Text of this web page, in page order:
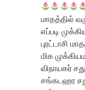
மாதத்தில்
எப்படி
புரட்டாசி
மிக
விநாயகர்
சங்கடஹர